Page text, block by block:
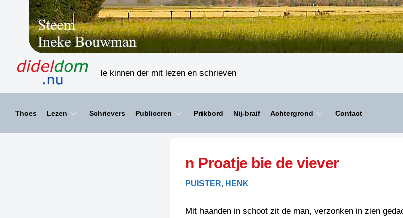
Ie kinnen der mit lezen en schrieven
Thoes Lezen
HAIKU’S
LIMERICKS
BIENOAMEN
LEGENDEN
Schrievers Publiceren
SPELLENSCONTROLE
SCHRIEFREGELS
Prikbord Nij-braif Achtergrond
KREUZE
Contact
n Proatje bie de viever
PUISTER, HENK
Mit haanden in schoot zit de man, verzonken in zien